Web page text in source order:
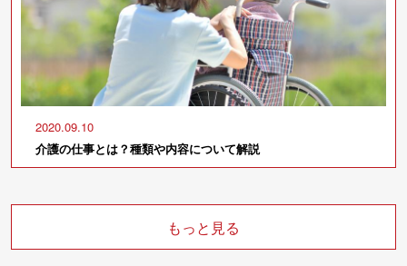
2020.09.10
介護の仕事とは？種類や内容について解説
もっと見る